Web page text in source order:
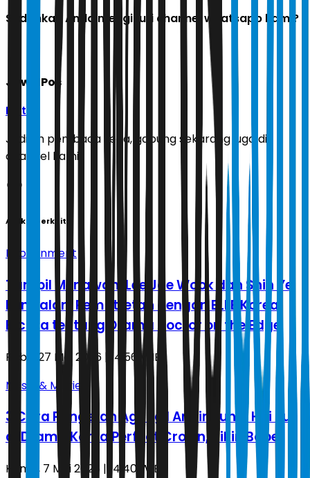
Sudahkah Anda mengikuti channel whatsapp kami?
Jawa Pos
Ikuti
Jadilah pembaca setia, gabung sekarang juga di
channel kami!
Artikel Terkait
Infotainment
Tampil Menawan, Lee Jae Wook dan Shin Ye
Eun Jalani Pemotretan dengan ELLE Korea,
Bicara tentang Drama Doctor on the Edge
Rabu, 27 Mei 2026 | 14.56 WIB
Music & Movie
3 Cara Pangeran Agung I An Lindungi Hui Ju
di Drama Korea Perfect Crown, Bikin Baper
Kamis, 7 Mei 2026 | 14.40 WIB